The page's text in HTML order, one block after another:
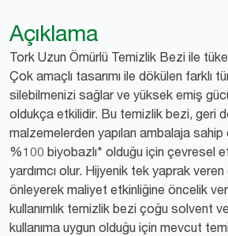
Açıklama
Tork Uzun Ömürlü Temizlik Bezi ile
Çok amaçlı tasarımı ile dökülen farklı
silebilmenizi sağlar ve yüksek emiş
oldukça etkilidir. Bu temizlik bezi, geri
malzemelerden yapılan ambalaja sahip
%100 biyobazlı* olduğu için çevresel
yardımcı olur. Hijyenik tek yaprak
önleyerek maliyet etkinliğine öncelik
kullanımlık temizlik bezi çoğu solvent
kullanıma uygun olduğu için mevcut